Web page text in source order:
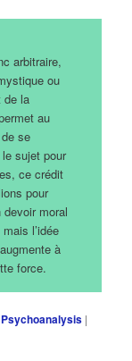
arbitraire,
ou
de la
au
de se
sujet pour
ce crédit
pour
devoir moral
l’idée
à
force.
Psychoanalysis |